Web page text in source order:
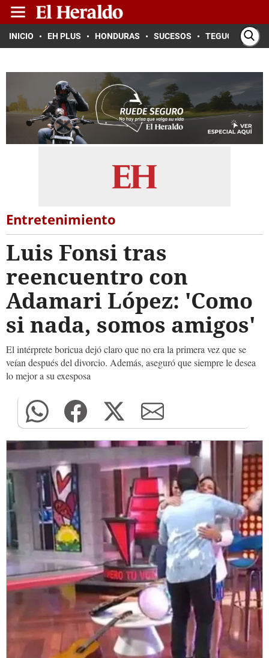
INICIO EH PLUS HONDURAS SUCESOS TEGUCIGALPA
Entretenimiento
Luis Fonsi tras
reencuentro con
Adamari López: 'Como
si nada, somos amigos'
El intérprete boricua dejó claro que no era la primera vez que se
veían después del divorcio. Además, aseguró que siempre le desea
lo mejor a su exesposa